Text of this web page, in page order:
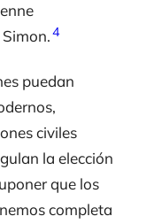
4
puedan
civiles
la elección
que los
completa